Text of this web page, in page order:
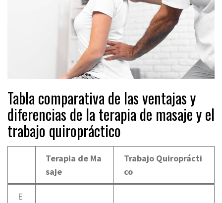
Tabla comparativa de las ventajas y
diferencias de la terapia de masaje y el
trabajo quiropráctico
Terapia de Ma
saje
Trabajo Quiroprácti
co
E